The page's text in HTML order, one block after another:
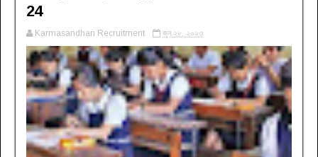
24
Karmasandhan Recruitment জুন ২৮, ২০২৩